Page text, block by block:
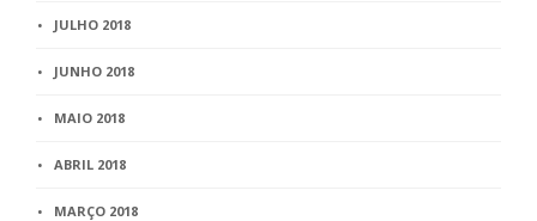
JULHO 2018
JUNHO 2018
MAIO 2018
ABRIL 2018
MARÇO 2018